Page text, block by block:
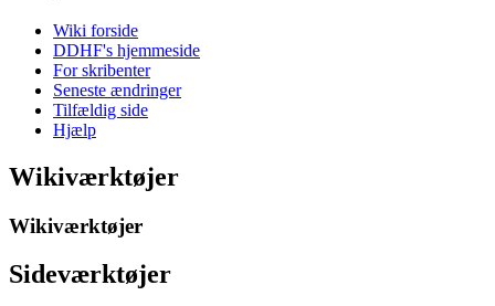
Wiki forside
DDHF's hjemmeside
For skribenter
Seneste ændringer
Tilfældig side
Hjælp
Wikiværktøjer
Wikiværktøjer
Sideværktøjer